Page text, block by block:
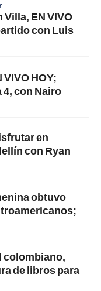
EN VIVO
con Luis
VIVO HOY;
4, con Nairo
en
con Ryan
obtuvo
colombiano,
de libros para